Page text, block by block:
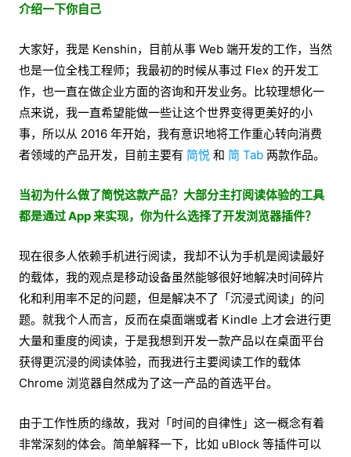
介绍一下你自己
大家好，我是 Kenshin，目前从事 Web 端开发的工作，当然
也是一位全栈工程师；我最初的时候从事过 Flex 的开发工
作，也一直在做企业方面的咨询和开发业务。比较理想化一
点来说，我一直希望能做一些让这个世界变得更美好的小
事，所以从 2016 年开始，我有意识地将工作重心转向消费
者领域的产品开发，目前主要有 简悦 和 简 Tab 两款作品。
当初为什么做了简悦这款产品？大部分主打阅读体验的工具
都是通过 App 来实现，你为什么选择了开发浏览器插件？
现在很多人依赖手机进行阅读，我却不认为手机是阅读最好
的载体，我的观点是移动设备虽然能够很好地解决时间碎片
化和利用率不足的问题，但是解决不了「沉浸式阅读」的问
题。就我个人而言，反而在桌面端或者 Kindle 上才会进行更
大量和重度的阅读，于是我想到开发一款产品以在桌面平台
获得更沉浸的阅读体验，而我进行主要阅读工作的载体
Chrome 浏览器自然成为了这一产品的首选平台。
由于工作性质的缘故，我对「时间的自律性」这一概念有着
非常深刻的体会。简单解释一下，比如 uBlock 等插件可以